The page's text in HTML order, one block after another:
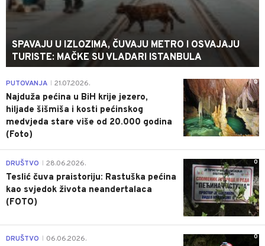
SPAVAJU U IZLOZIMA, ČUVAJU METRO I OSVAJAJU
TURISTE: MAČKE SU VLADARI ISTANBULA
0
PUTOVANJA 21.07.2026.
Najduža pećina u BiH krije jezero,
hiljade šišmiša i kosti pećinskog
medvjeda stare više od 20.000 godina
(Foto)
0
DRUŠTVO 28.06.2026.
Teslić čuva praistoriju: Rastuška pećina
kao svjedok života neandertalaca
(FOTO)
0
DRUŠTVO 06.06.2026.